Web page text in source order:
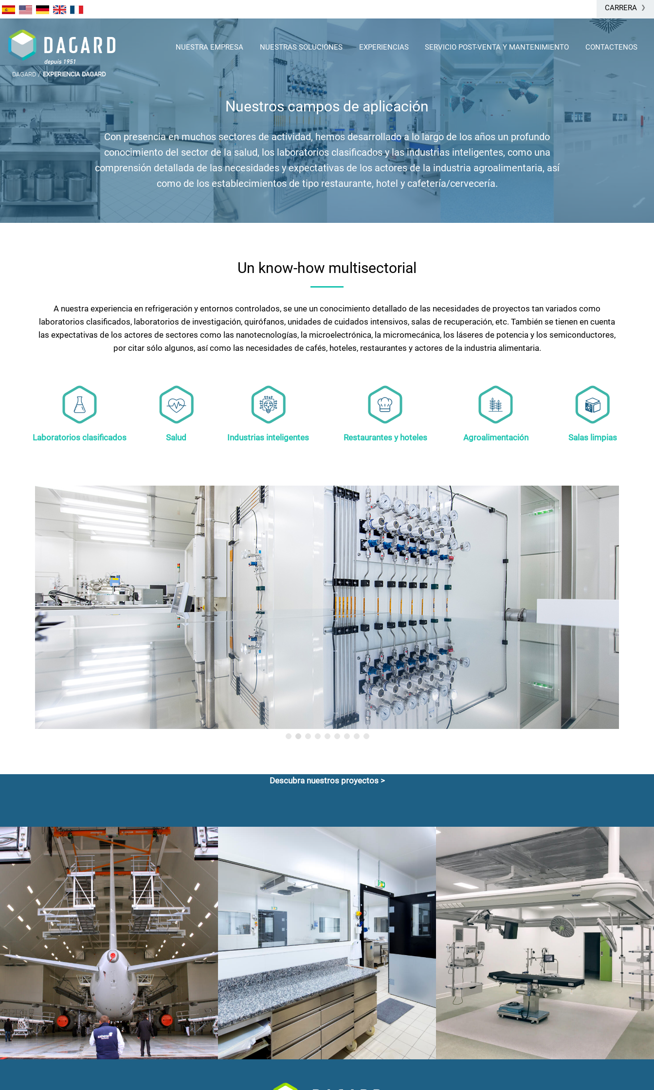
CARRERA
NUESTRA EMPRESA
NUESTRAS SOLUCIONES
SALAS LIMPIAS
LABORATORIOS DE BIOSEGURIDAD
SALUD
SMART INDUSTRIES
HOTELES Y RESTAURANTES
INDUSTRIA ALIMENTARIA
EXPERIENCIAS SERVICIO POST-VENTA Y MANTENIMIENTO CONTACTENOS
dagard/experiencia dagard
Nuestros campos de aplicación
Con presencia en muchos sectores de actividad, hemos desarrollado a lo largo de los años un profundo
conocimiento del sector de la salud, los laboratorios clasificados y las industrias inteligentes, como una
comprensión detallada de las necesidades y expectativas de los actores de la industria agroalimentaria, así
como de los establecimientos de tipo restaurante, hotel y cafetería/cervecería.
Un know-how multisectorial
A nuestra experiencia en refrigeración y entornos controlados, se une un conocimiento detallado de las necesidades de proyectos tan variados como
laboratorios clasificados, laboratorios de investigación, quirófanos, unidades de cuidados intensivos, salas de recuperación, etc. También se tienen en cuenta
las expectativas de los actores de sectores como las nanotecnologías, la microelectrónica, la micromecánica, los láseres de potencia y los semiconductores,
por citar sólo algunos, así como las necesidades de cafés, hoteles, restaurantes y actores de la industria alimentaria.
Laboratorios clasificados Salud Industrias inteligentes Restaurantes y hoteles Agroalimentación Salas limpias
Descubra nuestros proyectos >
Descubra nuestro proyecto
Descubra nuestro proyecto
Descubra nuestro proyecto